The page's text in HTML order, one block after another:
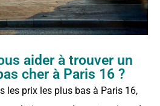
aider à trouver un
cher à Paris 16 ?
les prix les plus bas à Paris 16,